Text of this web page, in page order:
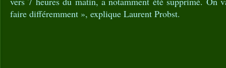
faire différemment », explique Laurent Probst.